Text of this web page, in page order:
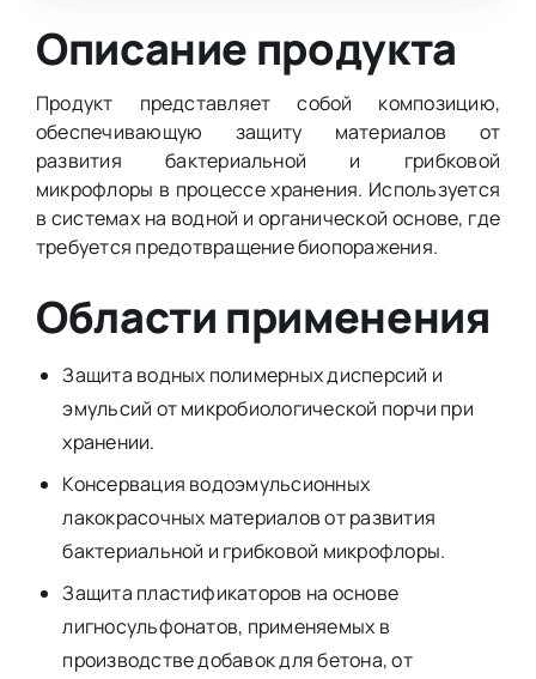
Описание продукта
Продукт представляет собой композицию,
обеспечивающую защиту материалов от
развития бактериальной и грибковой
микрофлоры в процессе хранения. Используется
в системах на водной и органической основе, где
требуется предотвращение биопоражения.
Области применения
Защита водных полимерных дисперсий и
эмульсий от микробиологической порчи при
хранении.
Консервация водоэмульсионных
лакокрасочных материалов от развития
бактериальной и грибковой микрофлоры.
Защита пластификаторов на основе
лигносульфонатов, применяемых в
производстве добавок для бетона, от